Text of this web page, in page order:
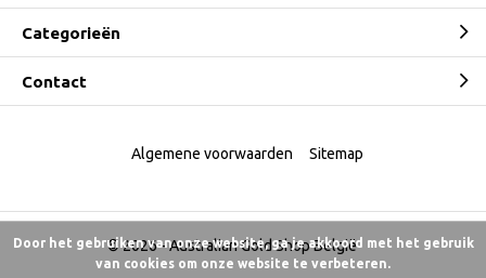
Categorieën
Contact
© 2026 -Australian Gold Shop België
Algemene voorwaarden Sitemap
Door het gebruiken van onze website, ga je akkoord met het gebruik
van cookies om onze website te verbeteren.